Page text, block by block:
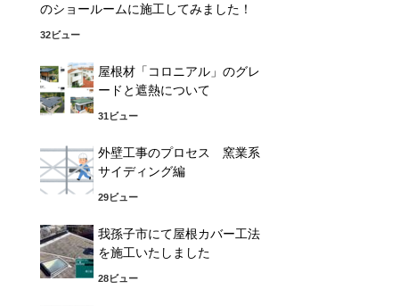
のショールームに施工してみました！
32ビュー
屋根材「コロニアル」のグレ
ードと遮熱について
31ビュー
外壁工事のプロセス 窯業系
サイディング編
29ビュー
我孫子市にて屋根カバー工法
を施工いたしました
28ビュー